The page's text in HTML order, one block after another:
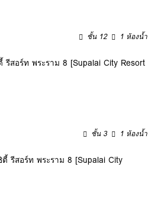
ชั้น 12
1 ห้องน้ำ
สอร์ท พระราม 8 [Supalai City Resort
ชั้น 3
1 ห้องน้ำ
รีสอร์ท พระราม 8 [Supalai City